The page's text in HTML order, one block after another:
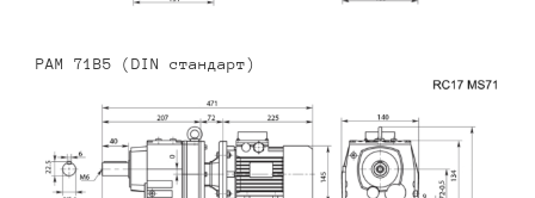
PAM 71B5 (DIN стандарт)